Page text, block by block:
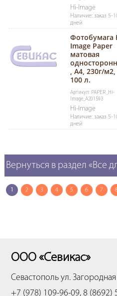
Hi-Image
Наличие: заказ 5-
дней
Фотобумага
Image Paper
матовая
, A4, 230г/м2,
100 л.
Артикул: PAPER_Hi-
Image_A201593
Hi-Image
Наличие: заказ 5-
дней
Вернуться в раздел «Все
1 2 3 4 5 6 7
ООО «Севикас»
Севастополь ул.
+7 (978) 109-96-09, 8 (8692)